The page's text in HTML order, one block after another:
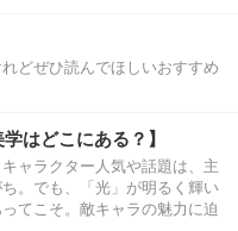
どぜひ読んでほしいおすすめ
はどこにある？】
ャラクター人気や話題は、主
。でも、「光」が明るく輝い
てこそ。敵キャラの魅力に迫